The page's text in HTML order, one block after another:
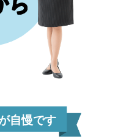
自慢です